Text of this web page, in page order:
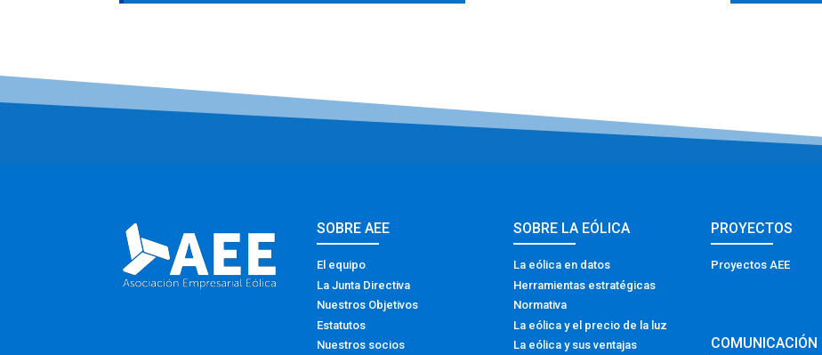
SOBRE AEE
El equipo
La Junta Directiva
Nuestros Objetivos
Estatutos
Nuestros socios
SOBRE LA EÓLICA
La eólica en datos
Herramientas estratégicas
Normativa
La eólica y el precio de la luz
La eólica y sus ventajas
PROYECTOS
Proyectos AEE
COMUNICACIÓN